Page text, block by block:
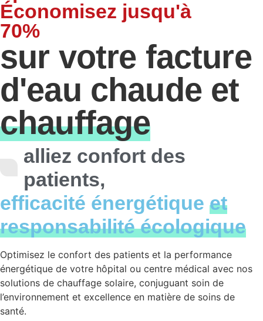
Économisez jusqu'à
70%
sur votre facture
d'eau chaude et
chauffage
alliez confort des
patients,
efficacité énergétique et
responsabilité écologique
Optimisez le confort des patients et la performance
énergétique de votre hôpital ou centre médical avec nos
solutions de chauffage solaire, conjuguant soin de
l’environnement et excellence en matière de soins de
santé.